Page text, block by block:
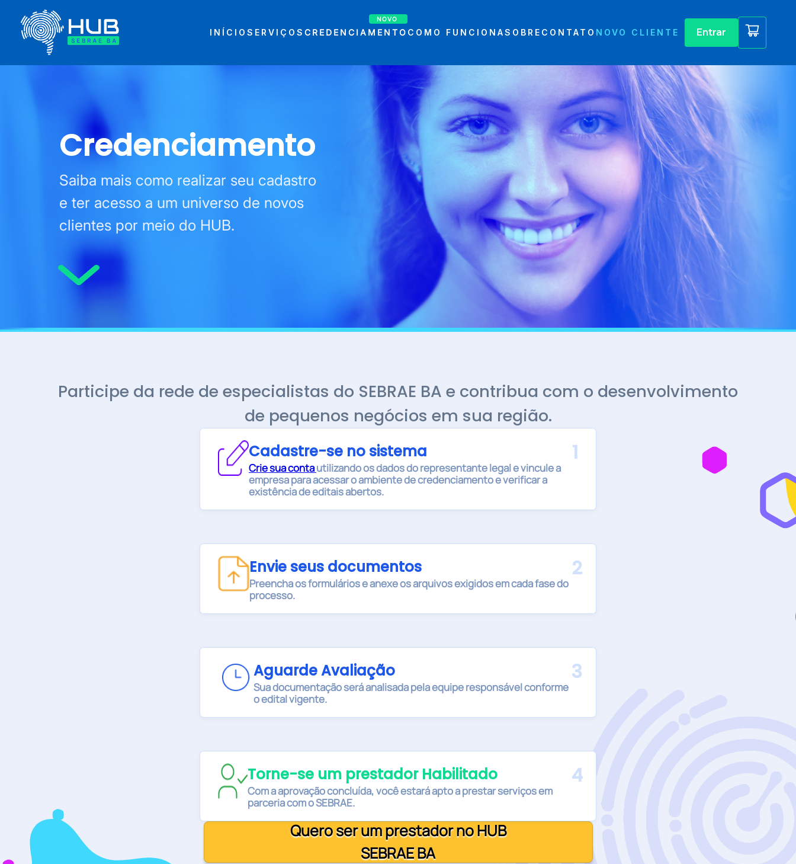
INÍCIO SERVIÇOS CREDENCIAMENTO
NOVO
COMO FUNCIONASOBRE CONTATO NOVO CLIENTE Entrar
Credenciamento
Saiba mais como realizar seu cadastro
e ter acesso a um universo de novos
clientes por meio do HUB.
Participe da rede de especialistas do SEBRAE BA e contribua com o desenvolvimento
de pequenos negócios em sua região.
Cadastre-se no sistema
Crie sua contautilizando os dados do representante legal e vincule a
empresa para acessar o ambiente de credenciamento e verificar a
existência de editais abertos.
1
Envie seus documentos
Preencha os formulários e anexe os arquivos exigidos em cada fase do
processo.
2
Aguarde Avaliação
Sua documentação será analisada pela equipe responsável conforme
o edital vigente.
3
Torne-se um prestador Habilitado
Com a aprovação concluída, você estará apto a prestar serviços em
parceria com o SEBRAE.
4
Quero ser um prestador no HUB
SEBRAE BA